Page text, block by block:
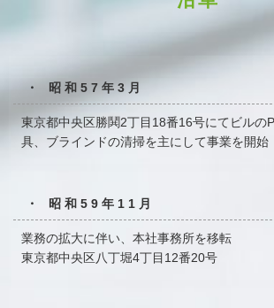
・ 昭和57年3月
東京都中央区勝鬨2丁目18番16号にてビルのP
具、ブラインドの清掃を主にして事業を開始
・ 昭和59年11月
業務の拡大に伴い、本社事務所を移転
東京都中央区八丁堀4丁目12番20号